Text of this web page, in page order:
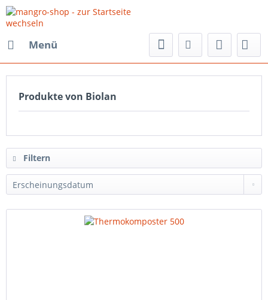
Menü
Produkte von Biolan
Filtern